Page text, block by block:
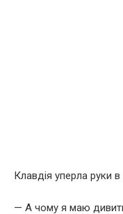
Клавдія уперла руки
— А чому я маю